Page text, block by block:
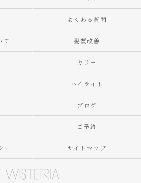
よくある質問
て 髪質改善
カラー
ハイライト
ブログ
ご予約
ー サイトマップ